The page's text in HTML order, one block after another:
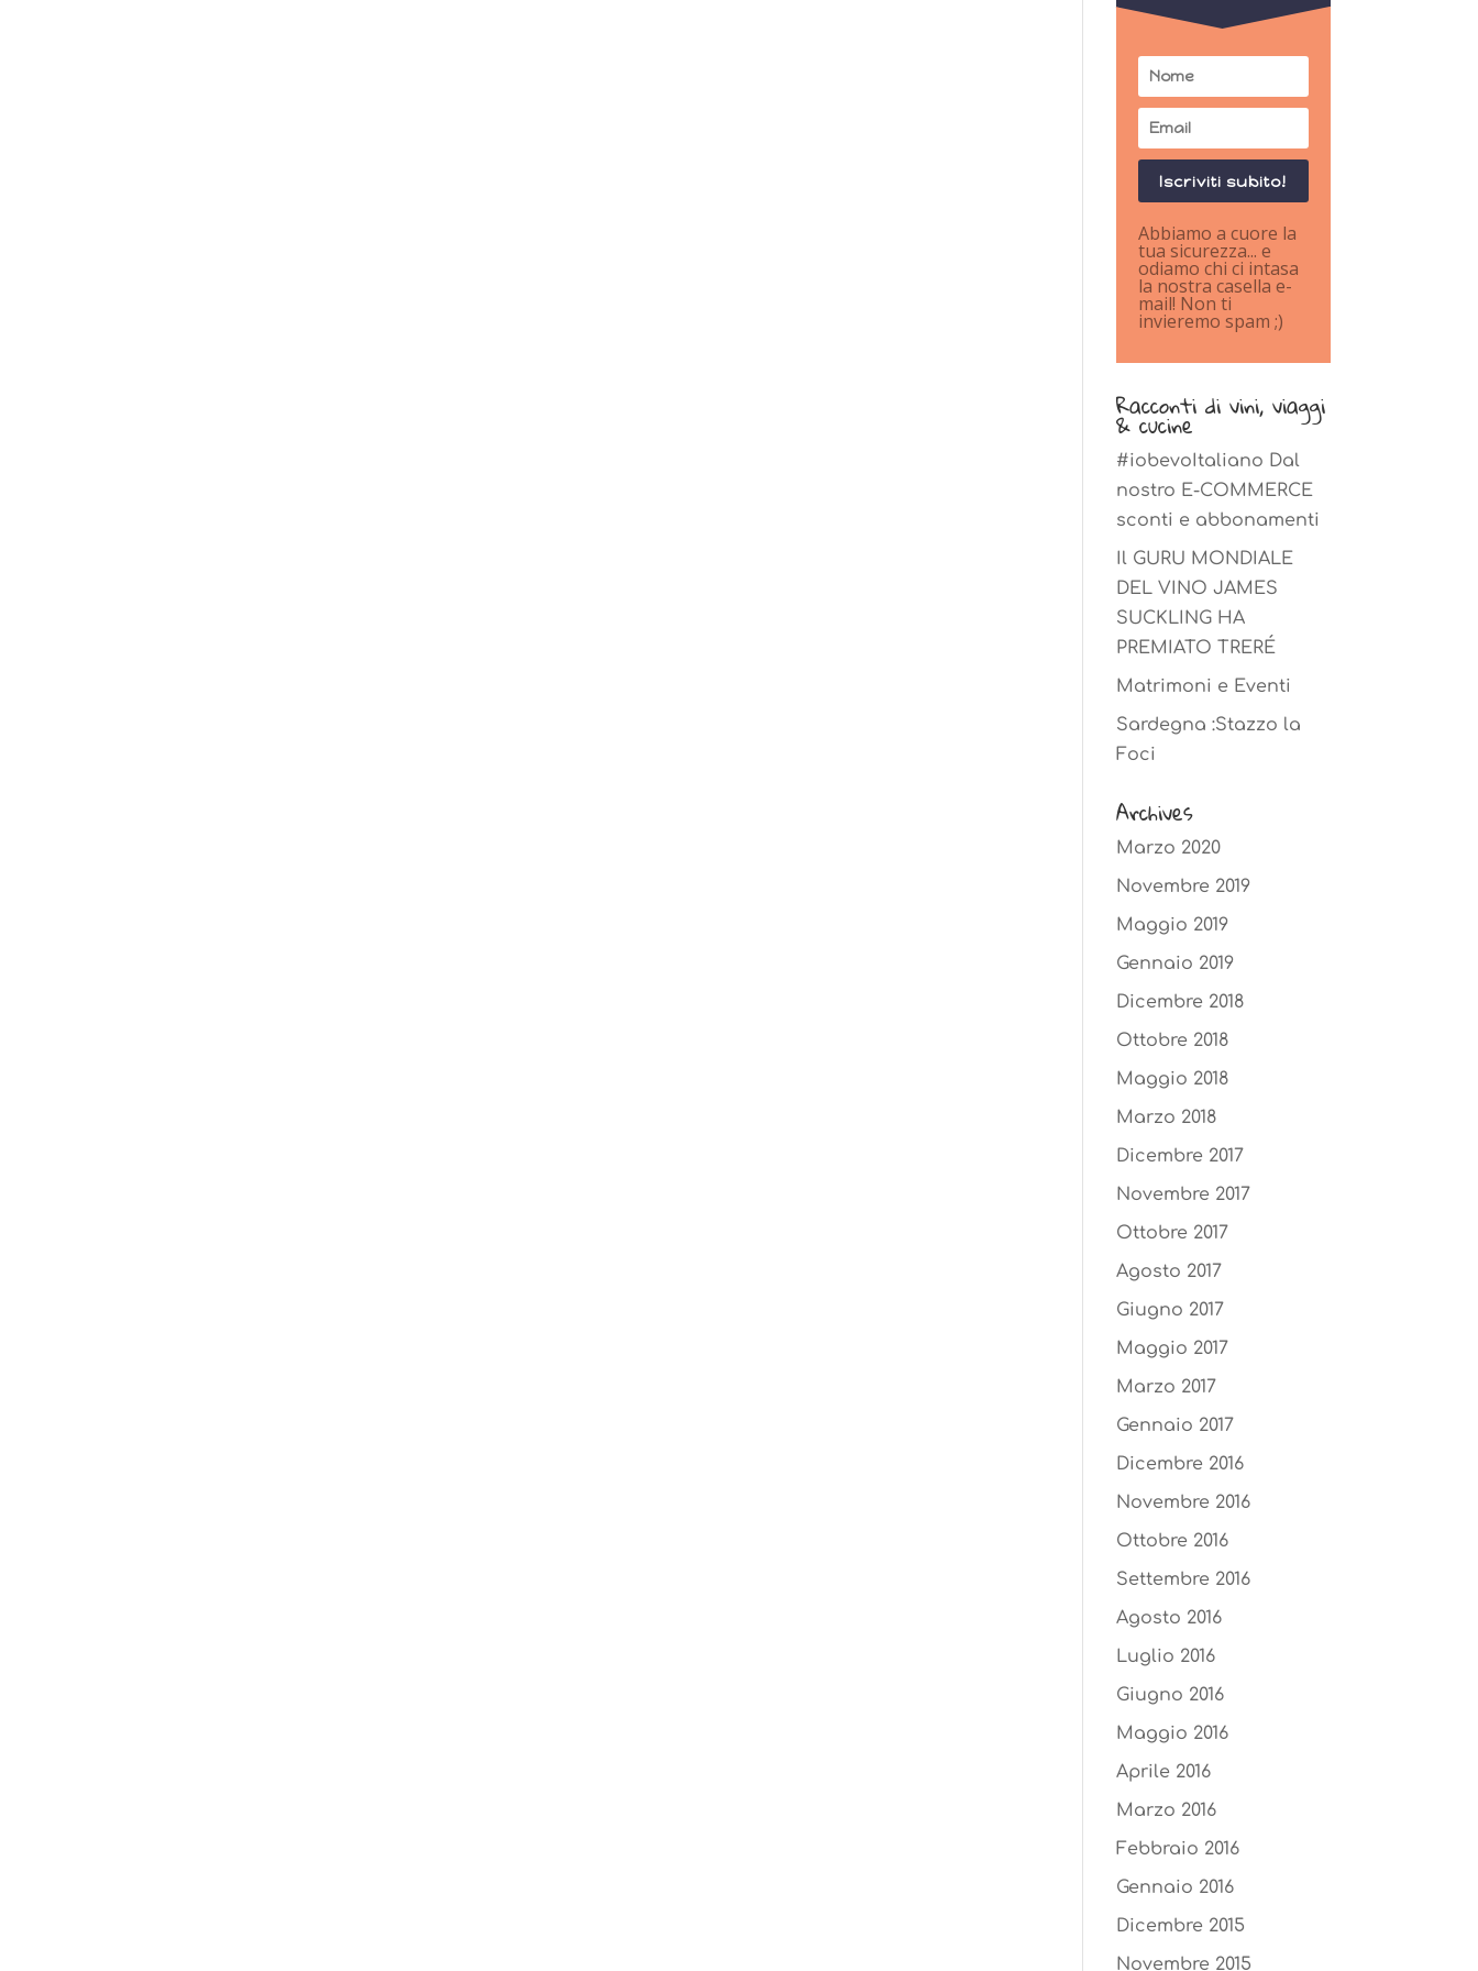
Iscriviti subito!
Abbiamo a cuore la
tua sicurezza... e
odiamo chi ci intasa
la nostra casella e-
mail! Non ti
invieremo spam ;)
Racconti di vini, viaggi
& cucine
#iobevoItaliano Dal
nostro E-COMMERCE
sconti e abbonamenti
Il GURU MONDIALE
DEL VINO JAMES
SUCKLING HA
PREMIATO TRERÉ
Matrimoni e Eventi
Sardegna :Stazzo la
Foci
Archives
Marzo 2020
Novembre 2019
Maggio 2019
Gennaio 2019
Dicembre 2018
Ottobre 2018
Maggio 2018
Marzo 2018
Dicembre 2017
Novembre 2017
Ottobre 2017
Agosto 2017
Giugno 2017
Maggio 2017
Marzo 2017
Gennaio 2017
Dicembre 2016
Novembre 2016
Ottobre 2016
Settembre 2016
Agosto 2016
Luglio 2016
Giugno 2016
Maggio 2016
Aprile 2016
Marzo 2016
Febbraio 2016
Gennaio 2016
Dicembre 2015
Novembre 2015